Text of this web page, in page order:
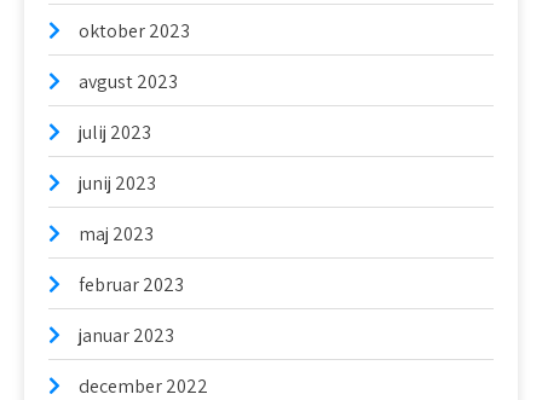
oktober 2023
avgust 2023
julij 2023
junij 2023
maj 2023
februar 2023
januar 2023
december 2022